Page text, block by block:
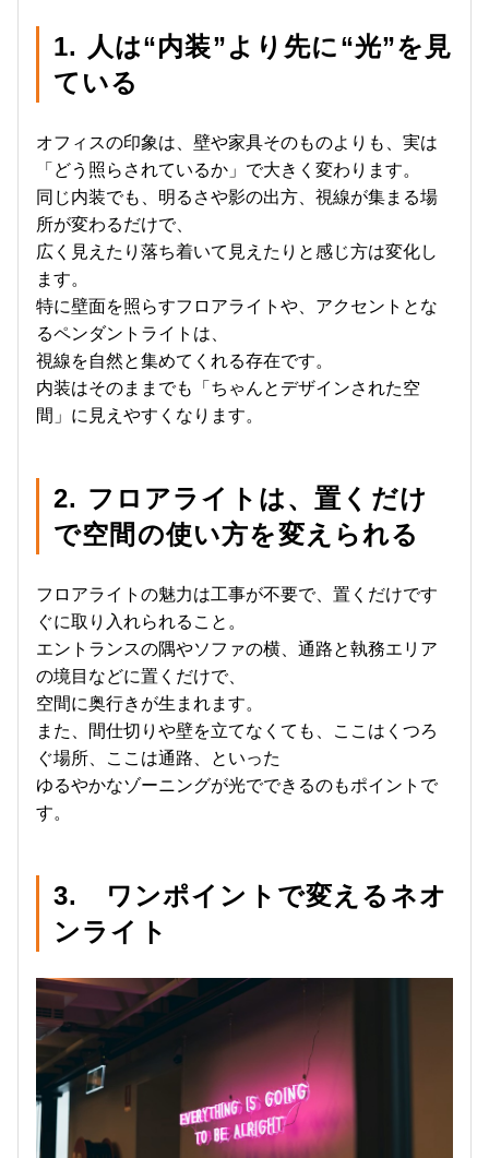
1. 人は“内装”より先に“光”を見
ている
オフィスの印象は、壁や家具そのものよりも、実は
「どう照らされているか」で大きく変わります。
同じ内装でも、明るさや影の出方、視線が集まる場
所が変わるだけで、
広く見えたり落ち着いて見えたりと感じ方は変化し
ます。
特に壁面を照らすフロアライトや、アクセントとな
るペンダントライトは、
視線を自然と集めてくれる存在です。
内装はそのままでも「ちゃんとデザインされた空
間」に見えやすくなります。
2. フロアライトは、置くだけ
で空間の使い方を変えられる
フロアライトの魅力は工事が不要で、置くだけです
ぐに取り入れられること。
エントランスの隅やソファの横、通路と執務エリア
の境目などに置くだけで、
空間に奥行きが生まれます。
また、間仕切りや壁を立てなくても、ここはくつろ
ぐ場所、ここは通路、といった
ゆるやかなゾーニングが光でできるのもポイントで
す。
3. ワンポイントで変えるネオ
ンライト